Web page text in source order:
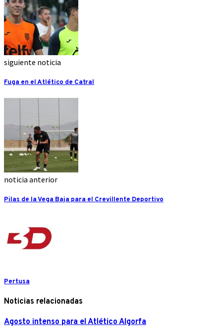
siguiente noticia
Fuga en el Atlético de Catral
noticia anterior
Pilas de la Vega Baja para el Crevillente Deportivo
Pertusa
Noticias relacionadas
Agosto intenso para el Atlético Algorfa